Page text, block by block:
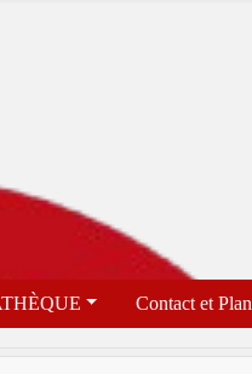
Contact et Plan